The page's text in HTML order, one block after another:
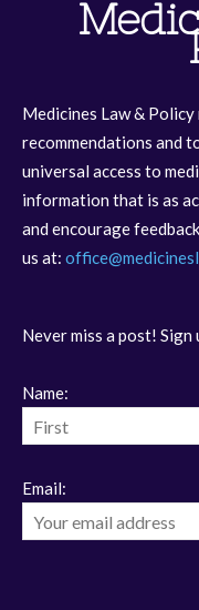
Medicines Law &
recommendations and
universal access to
information that is as
and encourage
us at:
Never miss a post!
Name:
Email: